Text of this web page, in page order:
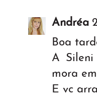
Andréa
Boa
A
mora
E vc